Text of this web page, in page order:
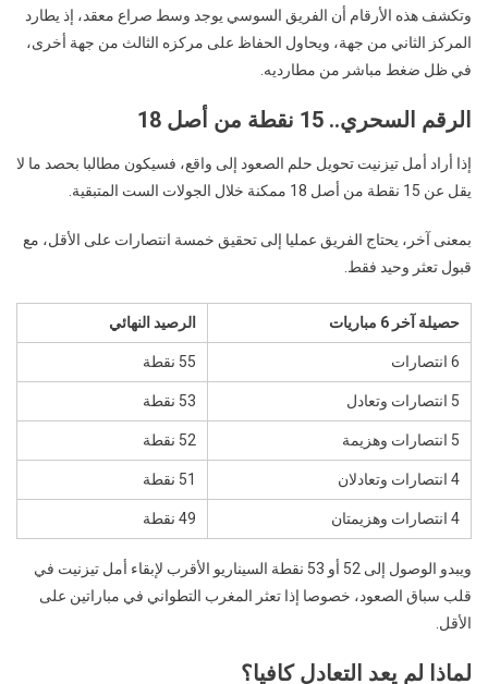
وتكشف هذه الأرقام أن الفريق السوسي يوجد وسط صراع معقد، إذ يطارد
المركز الثاني من جهة، ويحاول الحفاظ على مركزه الثالث من جهة أخرى،
في ظل ضغط مباشر من مطارديه.
الرقم السحري.. 15 نقطة من أصل 18
إذا أراد أمل تيزنيت تحويل حلم الصعود إلى واقع، فسيكون مطالبا بحصد ما لا
يقل عن 15 نقطة من أصل 18 ممكنة خلال الجولات الست المتبقية.
بمعنى آخر، يحتاج الفريق عمليا إلى تحقيق خمسة انتصارات على الأقل، مع
قبول تعثر وحيد فقط.
حصيلة آخر 6 مباريات الرصيد النهائي
6 انتصارات 55 نقطة
5 انتصارات وتعادل 53 نقطة
5 انتصارات وهزيمة 52 نقطة
4 انتصارات وتعادلان 51 نقطة
4 انتصارات وهزيمتان 49 نقطة
ويبدو الوصول إلى 52 أو 53 نقطة السيناريو الأقرب لإبقاء أمل تيزنيت في
قلب سباق الصعود، خصوصا إذا تعثر المغرب التطواني في مباراتين على
الأقل.
لماذا لم يعد التعادل كافيا؟